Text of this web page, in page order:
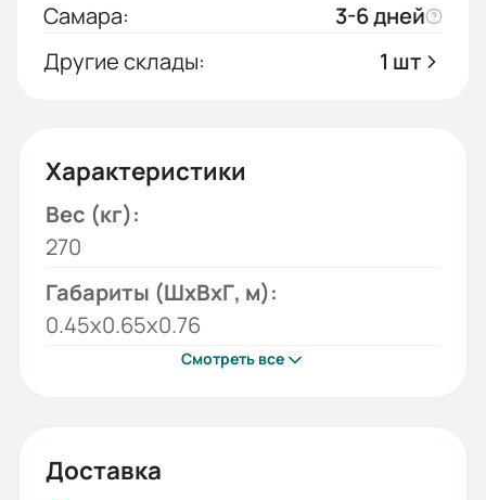
Самара:
3-6 дней
Другие склады:
1 шт
Характеристики
Вес (кг):
270
Габариты (ШхВхГ, м):
0.45x0.65x0.76
Смотреть все
Доставка